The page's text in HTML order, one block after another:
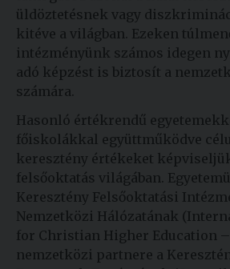
üldöztetésnek vagy
kitéve a világban. Ezeken
intézményünk számos idegen
adó képzést is biztosít a
számára.
Hasonló értékrendű
főiskolákkal együttműködve
keresztény értékeket
felsőoktatás világában.
Keresztény Felsőoktatási
Nemzetközi Hálózatának
for Christian Higher Education
nemzetközi partnere a